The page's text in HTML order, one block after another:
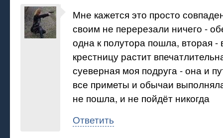
Мне кажется это просто
своим не перерезали ничего -
одна к полутора пошла, вторая -
крестницу растит
суеверная моя подруга - она и
все приметы и обычаи
не пошла, и не пойдёт никогда
Ответить